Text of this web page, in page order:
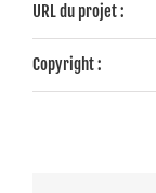
URL du projet :
Copyright :